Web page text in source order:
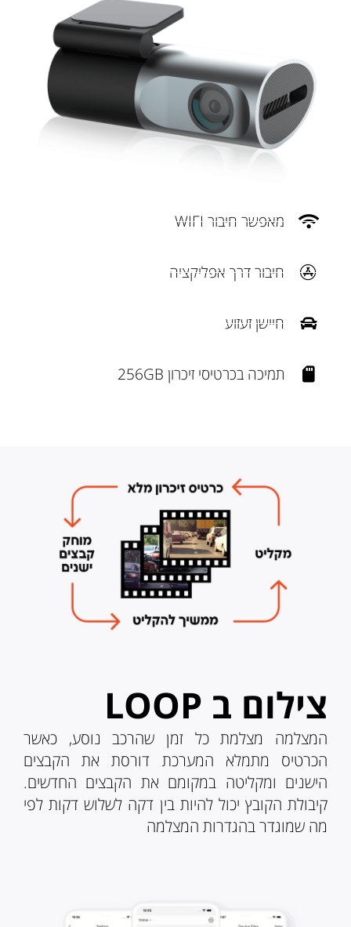
מאפשר חיבור WIFI
חיבור דרך אפליקציה
חיישן זעזוע
תמיכה בכרטיסי זיכרון 256GB
צילום ב LOOP
המצלמה מצלמת כל זמן שהרכב נוסע, כאשר
הכרטיס מתמלא המערכת דורסת את הקבצים
הישנים ומקליטה במקומם את הקבצים החדשים.
קיבולת הקובץ יכול להיות בין דקה לשלוש דקות לפי
מה שמוגדר בהגדרות המצלמה